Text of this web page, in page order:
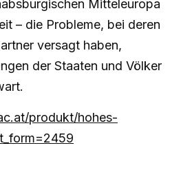
Mitteleuropa
– die Probleme, bei deren
versagt haben,
der Staaten und Völker
produkt/hohes-